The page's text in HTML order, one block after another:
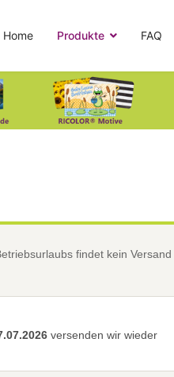
Home Produkte FAQ
findet kein Versand
versenden wir wieder